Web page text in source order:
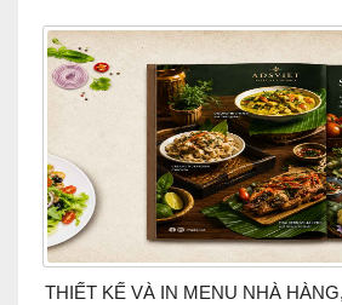
THIẾT KẾ VÀ IN MENU NHÀ